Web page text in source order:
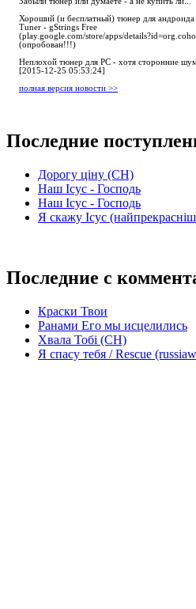
Хороший (и бесплатный) тюнер для андроида
Tuner - gStrings Free
(play.google.com/store/apps/
(опробован!!!)
Неплохой тюнер для РС - хотя сторонние
[2015-12-25 05:53:24]
полная версия новости >>
Последние
Дорогу ціну (СН)
Наш Ісус - Господь
Наш Ісус - Господь
Я скажу Ісус
Последние с
Краски Твои
Ранами Его мы исцелились
Хвала Тобі (СН)
Я спасу тебя / Rescue